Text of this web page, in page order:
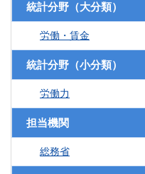
統計分野（大分類）
労働・賃金
統計分野（小分類）
労働力
担当機関
総務省